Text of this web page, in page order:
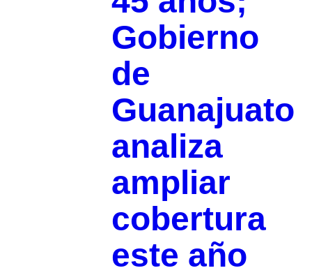
Gobierno
de
Guanajuato
analiza
ampliar
cobertura
este año